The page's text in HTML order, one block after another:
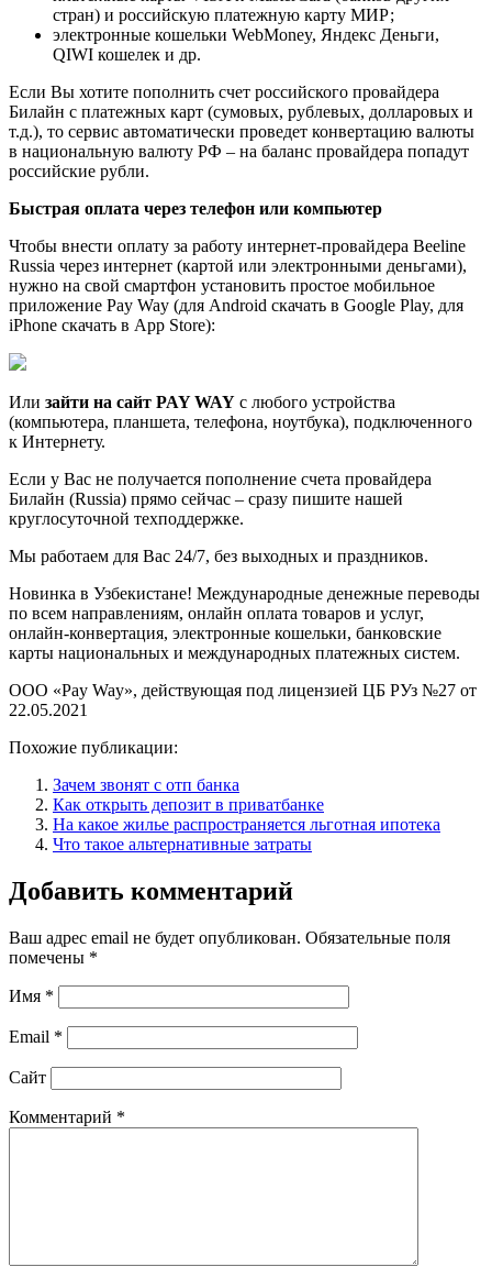
стран) и российскую платежную карту МИР;
электронные кошельки WebMoney, Яндекс Деньги,
QIWI кошелек и др.
Если Вы хотите пополнить счет российского провайдера
Билайн с платежных карт (сумовых, рублевых, долларовых и
т.д.), то сервис автоматически проведет конвертацию валюты
в национальную валюту РФ – на баланс провайдера попадут
российские рубли.
Быстрая оплата через телефон или компьютер
Чтобы внести оплату за работу интернет-провайдера Beeline
Russia через интернет (картой или электронными деньгами),
нужно на свой смартфон установить простое мобильное
приложение Pay Way (для Android скачать в Google Play, для
iPhone скачать в App Store):
Или зайти на сайт PAY WAY с любого устройства
(компьютера, планшета, телефона, ноутбука), подключенного
к Интернету.
Если у Вас не получается пополнение счета провайдера
Билайн (Russia) прямо сейчас – сразу пишите нашей
круглосуточной техподдержке.
Мы работаем для Вас 24/7, без выходных и праздников.
Новинка в Узбекистане! Международные денежные переводы
по всем направлениям, онлайн оплата товаров и услуг,
онлайн-конвертация, электронные кошельки, банковские
карты национальных и международных платежных систем.
ООО «Pay Way», действующая под лицензией ЦБ РУз №27 от
22.05.2021
Похожие публикации:
Зачем звонят с отп банка
Как открыть депозит в приватбанке
На какое жилье распространяется льготная ипотека
Что такое альтернативные затраты
Добавить комментарий
Ваш адрес email не будет опубликован. Обязательные поля
помечены *
Имя *
Email *
Сайт
Комментарий *